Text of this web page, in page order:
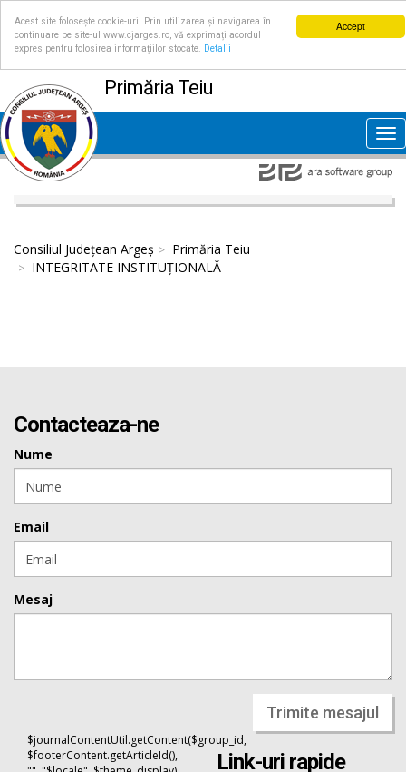
Accept
Acest site folosește cookie-uri. Prin utilizarea și navigarea în
continuare pe site-ul www.cjarges.ro, vă exprimați acordul
expres pentru folosirea informațiilor stocate.
Detalii
Primăria Teiu
Consiliul Județean Argeș
Primăria Teiu
INTEGRITATE INSTITUȚIONALĂ
Contacteaza-ne
Nume
Email
Mesaj
Trimite mesajul
$journalContentUtil.getContent($group_id,
$footerContent.getArticleId(),
Link-uri rapide